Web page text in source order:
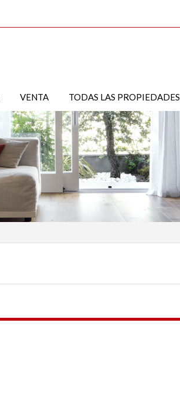
VENTA TODAS LAS PROPIEDADES